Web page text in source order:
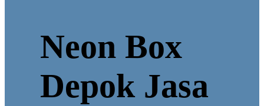
Neon Box
Depok Jasa